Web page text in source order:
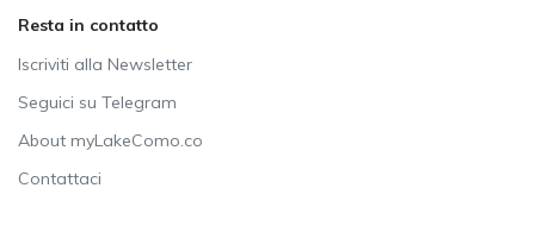
Resta in contatto
Iscriviti alla Newsletter
Seguici su Telegram
About myLakeComo.co
Contattaci